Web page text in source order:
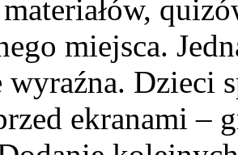
materiałów,
miejsca.
Dzieci
ekranami –